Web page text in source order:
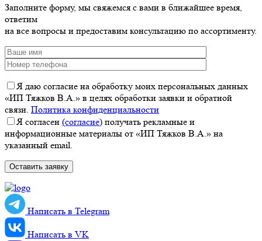
Заполните форму, мы свяжемся с вами в ближайшее время,
ответим
на все вопросы и предоставим консультацию по ассортименту.
Я даю согласие на обработку моих персональных данных
«ИП Тяжков В.А.» в целях обработки заявки и обратной
связи. Политика конфиденциальности
Я согласен (согласие) получать рекламные и
информационные материалы от «ИП Тяжков В.А.» на
указанный email.
Написать в Telegram
Написать в VK